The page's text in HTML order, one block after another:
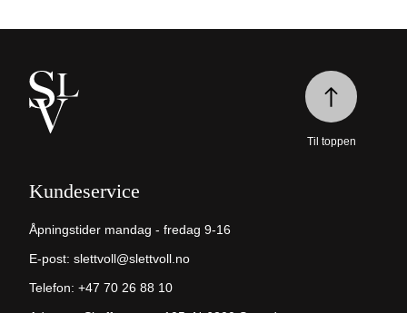
Kundeservice
Åpningstider mandag - fredag 9-16
E-post: slettvoll@slettvoll.no
Telefon: +47 70 26 88 10
Til toppen